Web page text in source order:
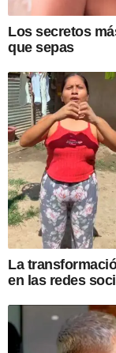
Los secretos
que sepas
La
en las redes